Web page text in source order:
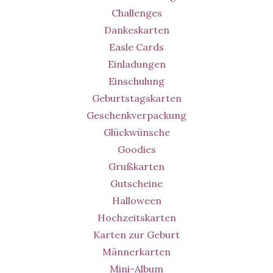
Challenges
Dankeskarten
Easle Cards
Einladungen
Einschulung
Geburtstagskarten
Geschenkverpackung
Glückwünsche
Goodies
Grußkarten
Gutscheine
Halloween
Hochzeitskarten
Karten zur Geburt
Männerkarten
Mini-Album